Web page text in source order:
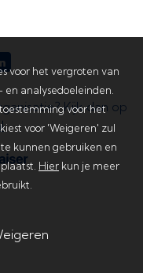
Kijk dan op
voor het vergroten van
analysedoeleinden.
voor het
voor 'Weigeren' zul
kunnen gebruiken en
Hier kun je meer